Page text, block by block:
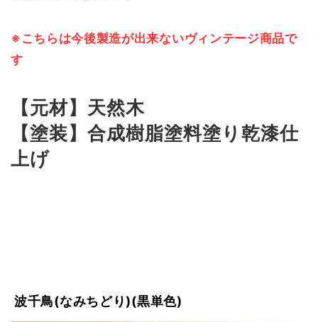
※こちらは今後製造が出来ないヴィンテージ商品で
す
【元材】天然木
【塗装】合成樹脂塗料塗り乾漆仕
上げ
波千鳥(なみちどり)(黒単色)